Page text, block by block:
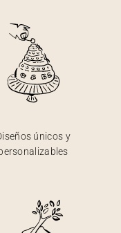
únicos y